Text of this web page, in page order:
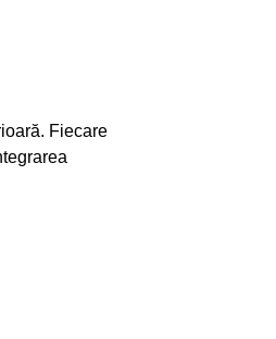
Fiecare